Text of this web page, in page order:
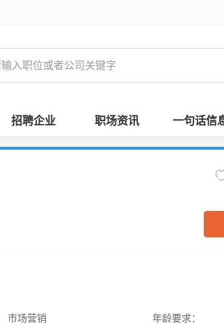
招聘企业 职场资讯 一句话信
市场营销
年龄要求：